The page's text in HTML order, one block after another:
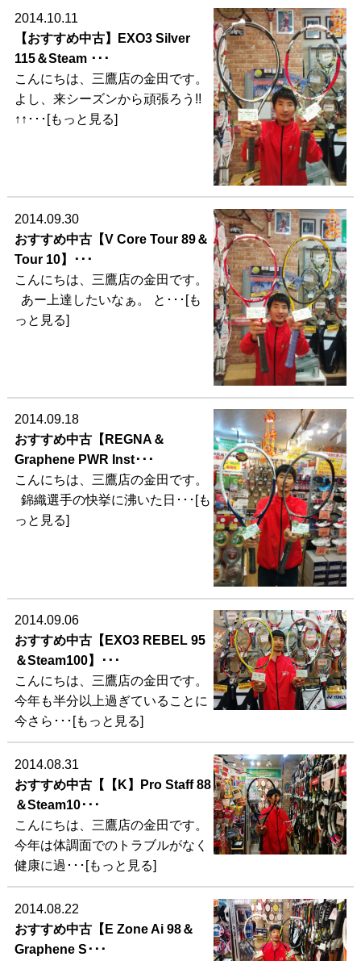
2014.10.11
【おすすめ中古】EXO3 Silver
115＆Steam ･･･
こんにちは、三鷹店の金田です。
よし、来シーズンから頑張ろう!!
↑↑･･･[もっと見る]
2014.09.30
おすすめ中古【V Core Tour 89＆
Tour 10】･･･
こんにちは、三鷹店の金田です。
あー上達したいなぁ。 と･･･[も
っと見る]
2014.09.18
おすすめ中古【REGNA＆
Graphene PWR Inst･･･
こんにちは、三鷹店の金田です。
錦織選手の快挙に沸いた日･･･[も
っと見る]
2014.09.06
おすすめ中古【EXO3 REBEL 95
＆Steam100】･･･
こんにちは、三鷹店の金田です。
今年も半分以上過ぎていることに
今さら･･･[もっと見る]
2014.08.31
おすすめ中古【【K】Pro Staff 88
＆Steam10･･･
こんにちは、三鷹店の金田です。
今年は体調面でのトラブルがなく
健康に過･･･[もっと見る]
2014.08.22
おすすめ中古【E Zone Ai 98＆
Graphene S･･･